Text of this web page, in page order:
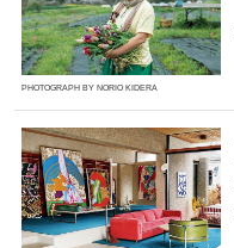
PHOTOGRAPH BY NORIO KIDERA